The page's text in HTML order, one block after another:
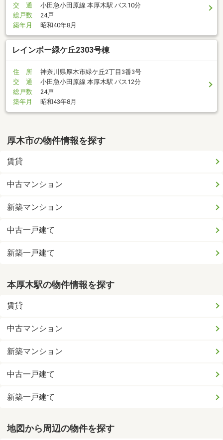
交 通
小田急小田原線 本厚木駅 バス10分
総戸数
24戸
築年月
昭和40年8月
レインボー緑ケ丘2303号棟
住 所
神奈川県厚木市緑ケ丘2丁目3番3号
交 通
小田急小田原線 本厚木駅 バス12分
総戸数
24戸
築年月
昭和43年8月
厚木市の物件情報を探す
賃貸
中古マンション
新築マンション
中古一戸建て
新築一戸建て
本厚木駅の物件情報を探す
賃貸
中古マンション
新築マンション
中古一戸建て
新築一戸建て
地図から周辺の物件を探す